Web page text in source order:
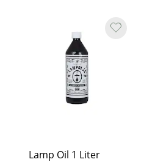
Lamp Oil 1 Liter